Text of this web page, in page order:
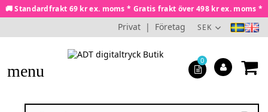
🚚 Standardfrakt 69 kr ex. moms * Gratis frakt över 498 kr ex. moms *
Privat | Företag SEK
menu
0